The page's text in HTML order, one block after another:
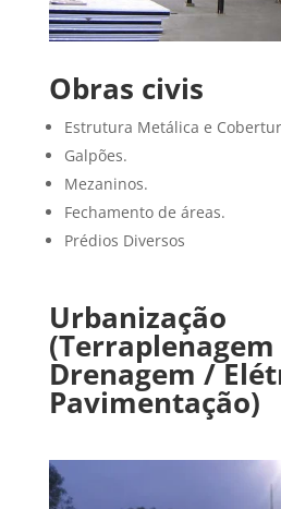
Obras civis
Estrutura Metálica e
Galpões.
Mezaninos.
Fechamento de áreas.
Prédios Diversos
Urbanização
Drenagem /
Pavimentação)